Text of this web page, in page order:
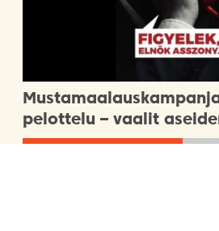
pelottelu – vaalit